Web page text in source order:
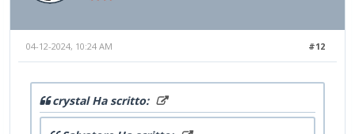
#12
04-12-2024, 10:24 AM
crystal Ha scritto: